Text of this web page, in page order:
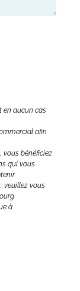
en aucun cas
afin
vous bénéficiez
qui vous
veuillez vous
à